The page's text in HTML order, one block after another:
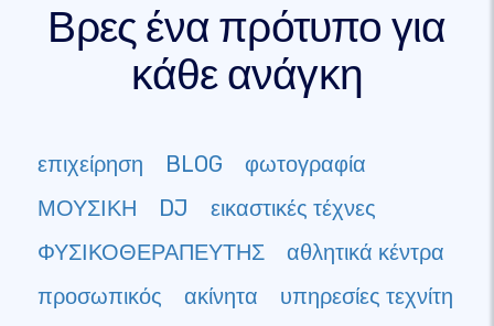
Βρες ένα πρότυπο για
κάθε ανάγκη
επιχείρηση BLOG
φωτογραφία
ΜΟΥΣΙΚΗ
DJ
εικαστικές τέχνες
ΦΥΣΙΚΟΘΕΡΑΠΕΥΤΗΣ
αθλητικά κέντρα
προσωπικός
ακίνητα
υπηρεσίες τεχνίτη